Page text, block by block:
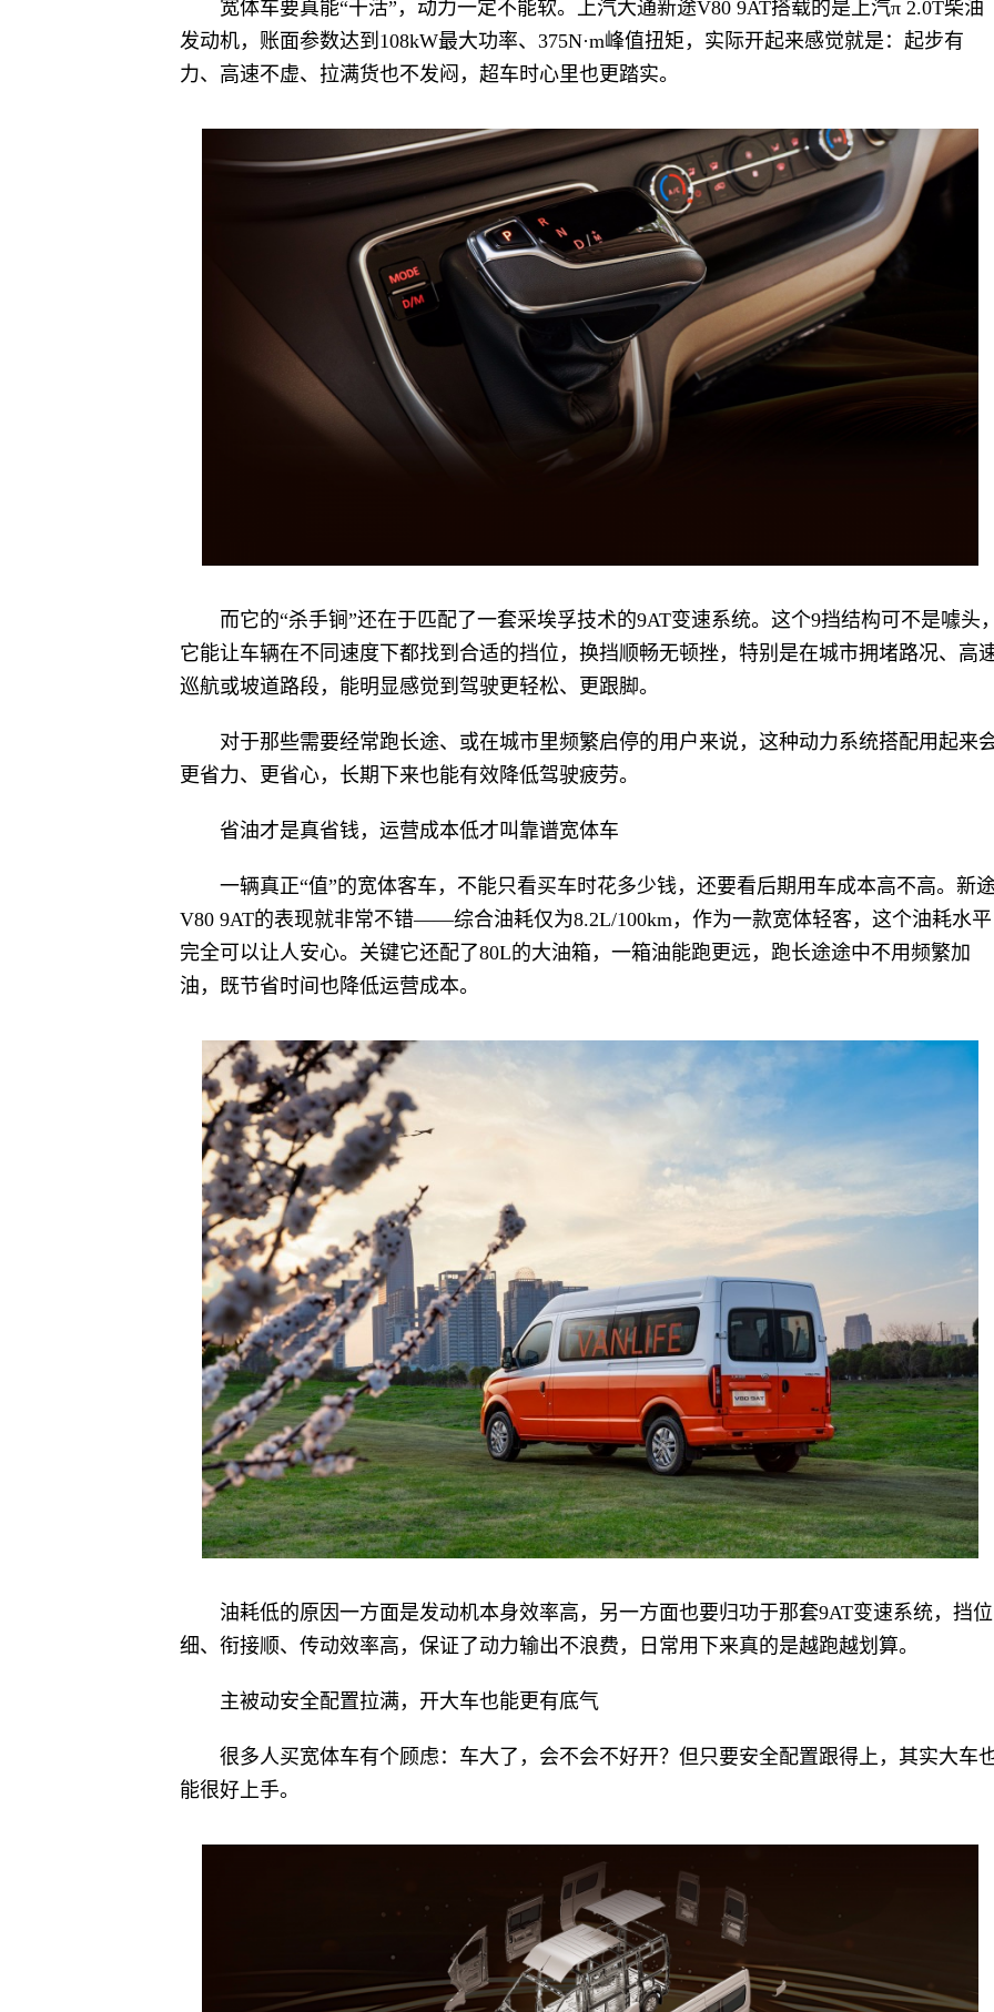
宽体车要真能“干活”，动力一定不能软。上汽大通新途V80 9AT搭载的是上汽π 2.0T柴油
发动机，账面参数达到108kW最大功率、375N·m峰值扭矩，实际开起来感觉就是：起步有
力、高速不虚、拉满货也不发闷，超车时心里也更踏实。
而它的“杀手锏”还在于匹配了一套采埃孚技术的9AT变速系统。这个9挡结构可不是噱头，
它能让车辆在不同速度下都找到合适的挡位，换挡顺畅无顿挫，特别是在城市拥堵路况、高
巡航或坡道路段，能明显感觉到驾驶更轻松、更跟脚。
对于那些需要经常跑长途、或在城市里频繁启停的用户来说，这种动力系统搭配用起来
更省力、更省心，长期下来也能有效降低驾驶疲劳。
省油才是真省钱，运营成本低才叫靠谱宽体车
一辆真正“值”的宽体客车，不能只看买车时花多少钱，还要看后期用车成本高不高。新
V80 9AT的表现就非常不错——综合油耗仅为8.2L/100km，作为一款宽体轻客，这个油耗水平
完全可以让人安心。关键它还配了80L的大油箱，一箱油能跑更远，跑长途途中不用频繁加
油，既节省时间也降低运营成本。
油耗低的原因一方面是发动机本身效率高，另一方面也要归功于那套9AT变速系统，挡位
细、衔接顺、传动效率高，保证了动力输出不浪费，日常用下来真的是越跑越划算。
主被动安全配置拉满，开大车也能更有底气
很多人买宽体车有个顾虑：车大了，会不会不好开？但只要安全配置跟得上，其实大车
能很好上手。